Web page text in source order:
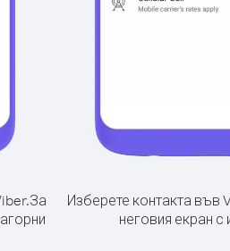
За
Изберете контакта във
неговия екран